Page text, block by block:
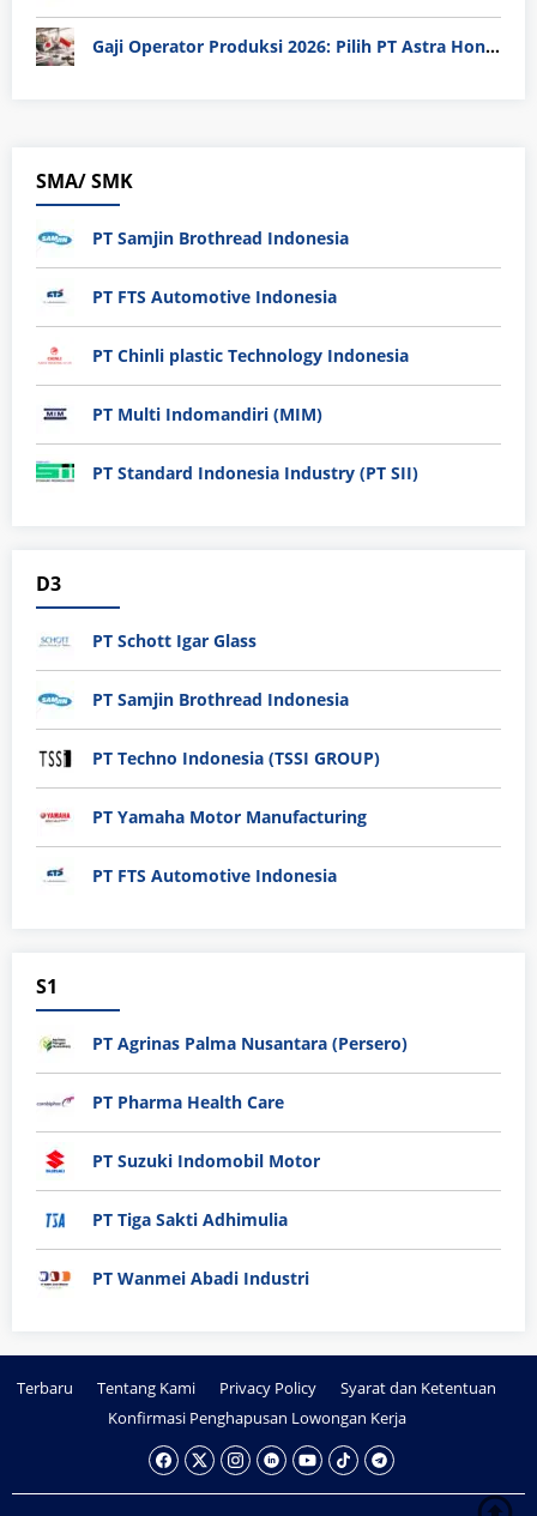
Gaji Operator Produksi 2026: Pilih PT Astra Honda Motor (AHM) atau Manufaktur di Jepang?
SMA/ SMK
PT Samjin Brothread Indonesia
PT FTS Automotive Indonesia
PT Chinli plastic Technology Indonesia
PT Multi Indomandiri (MIM)
PT Standard Indonesia Industry (PT SII)
D3
PT Schott Igar Glass
PT Samjin Brothread Indonesia
PT Techno Indonesia (TSSI GROUP)
PT Yamaha Motor Manufacturing
PT FTS Automotive Indonesia
S1
PT Agrinas Palma Nusantara (Persero)
PT Pharma Health Care
PT Suzuki Indomobil Motor
PT Tiga Sakti Adhimulia
PT Wanmei Abadi Industri
Terbaru Tentang Kami Privacy Policy
Syarat dan Ketentuan
Konfirmasi Penghapusan Lowongan Kerja